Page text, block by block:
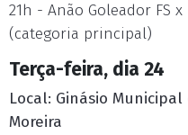
21h - Anão Goleador FS
(categoria principal)
Terça-feira, dia 24
Local: Ginásio
Moreira